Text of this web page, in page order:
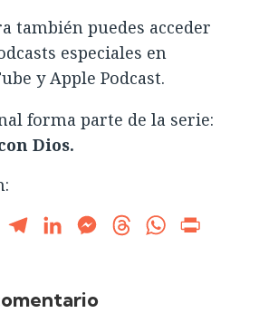
también puedes acceder
especiales en
y Apple Podcast.
forma parte de la serie:
Dios.
TelegramLinkedInMessengerThreadsWhatsApp